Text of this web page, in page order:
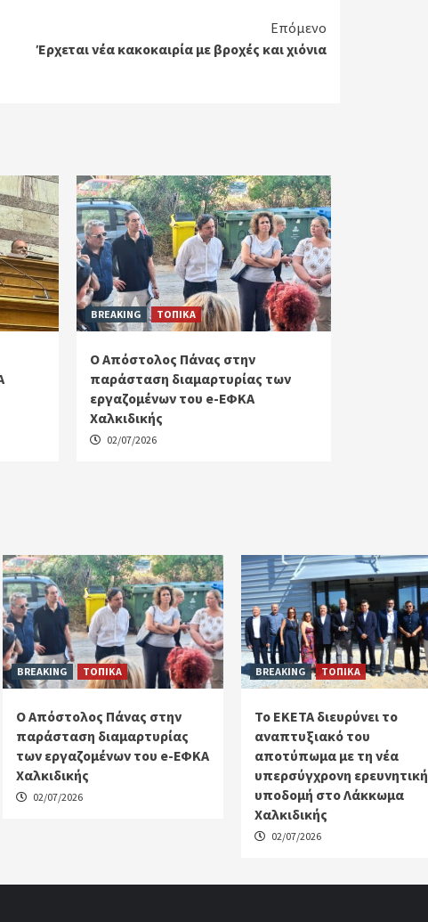
Επόμενο
Έρχεται νέα κακοκαιρία με βροχές και χιόνια
BREAKING ΤΟΠΙΚΑ
Ο Απόστολος Πάνας στην
παράσταση διαμαρτυρίας των
εργαζομένων του e-ΕΦΚΑ
Χαλκιδικής
02/07/2026
BREAKING ΤΟΠΙΚΑ
Ο Απόστολος Πάνας στην
παράσταση διαμαρτυρίας
των εργαζομένων του e-ΕΦΚΑ
Χαλκιδικής
02/07/2026
BREAKING ΤΟΠΙΚΑ
Το ΕΚΕΤΑ διευρύνει το
αναπτυξιακό του
αποτύπωμα με τη νέα
υπερσύγχρονη ερευνητική
υποδομή στο Λάκκωμα
Χαλκιδικής
02/07/2026